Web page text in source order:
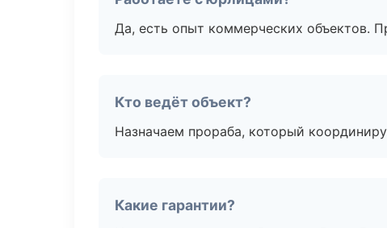
Да, есть опыт коммерческих объектов.
Кто ведёт объект?
Назначаем прораба, который
Какие гарантии?